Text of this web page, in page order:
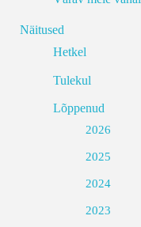
Näitused
Hetkel
Tulekul
Lõppenud
2026
2025
2024
2023